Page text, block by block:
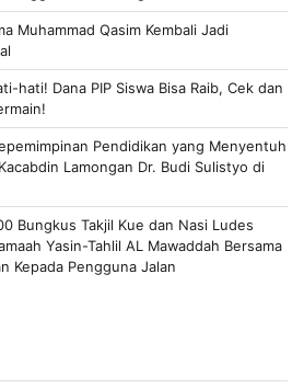
Muhammad Qasim Kembali Jadi
hati! Dana PIP Siswa Bisa Raib, Cek dan
Pendidikan yang Menyentuh
Lamongan Dr. Budi Sulistyo di
Bungkus Takjil Kue dan Nasi Ludes
Yasin-Tahlil AL Mawaddah Bersama
Kepada Pengguna Jalan